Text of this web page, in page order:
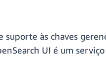
às chaves
UI é um